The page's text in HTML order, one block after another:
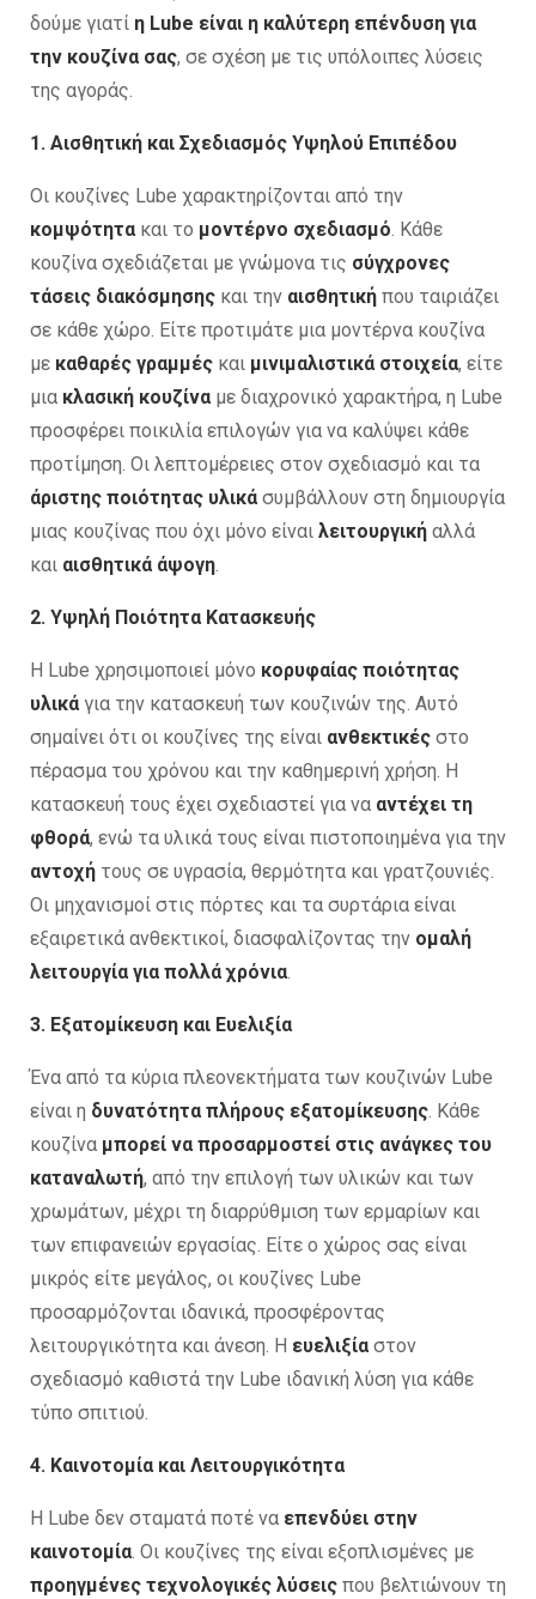
δούμε γιατί η Lube είναι η καλύτερη επένδυση για
την κουζίνα σας, σε σχέση με τις υπόλοιπες λύσεις
της αγοράς.
1. Αισθητική και Σχεδιασμός Υψηλού Επιπέδου
Οι κουζίνες Lube χαρακτηρίζονται από την
κομψότητακαι το μοντέρνο σχεδιασμό. Κάθε
κουζίνα σχεδιάζεται με γνώμονα τις σύγχρονες
τάσεις διακόσμησης και την αισθητική που ταιριάζει
σε κάθε χώρο. Είτε προτιμάτε μια μοντέρνα κουζίνα
με καθαρές γραμμές και μινιμαλιστικά στοιχεία, είτε
μια κλασική κουζίναμε διαχρονικό χαρακτήρα, η Lube
προσφέρει ποικιλία επιλογών για να καλύψει κάθε
προτίμηση. Οι λεπτομέρειες στον σχεδιασμό και τα
άριστης ποιότητας υλικάσυμβάλλουν στη δημιουργία
μιας κουζίνας που όχι μόνο είναι λειτουργική αλλά
και αισθητικά άψογη.
2. Υψηλή Ποιότητα Κατασκευής
Η Lube χρησιμοποιεί μόνο κορυφαίας ποιότητας
υλικάγια την κατασκευή των κουζινών της. Αυτό
σημαίνει ότι οι κουζίνες της είναι ανθεκτικές στο
πέρασμα του χρόνου και την καθημερινή χρήση. Η
κατασκευή τους έχει σχεδιαστεί για να αντέχει τη
φθορά, ενώ τα υλικά τους είναι πιστοποιημένα για την
αντοχή τους σε υγρασία, θερμότητα και γρατζουνιές.
Οι μηχανισμοί στις πόρτες και τα συρτάρια είναι
εξαιρετικά ανθεκτικοί, διασφαλίζοντας την ομαλή
λειτουργία για πολλά χρόνια.
3. Εξατομίκευση και Ευελιξία
Ένα από τα κύρια πλεονεκτήματα των κουζινών Lube
είναι η δυνατότητα πλήρους εξατομίκευσης. Κάθε
κουζίνα μπορεί να προσαρμοστεί στις ανάγκες του
καταναλωτή, από την επιλογή των υλικών και των
χρωμάτων, μέχρι τη διαρρύθμιση των ερμαρίων και
των επιφανειών εργασίας. Είτε ο χώρος σας είναι
μικρός είτε μεγάλος, οι κουζίνες Lube
προσαρμόζονται ιδανικά, προσφέροντας
λειτουργικότητα και άνεση. Η ευελιξίαστον
σχεδιασμό καθιστά την Lube ιδανική λύση για κάθε
τύπο σπιτιού.
4. Καινοτομία και Λειτουργικότητα
Η Lube δεν σταματά ποτέ να επενδύει στην
καινοτομία. Οι κουζίνες της είναι εξοπλισμένες με
προηγμένες τεχνολογικές λύσεις που βελτιώνουν τη